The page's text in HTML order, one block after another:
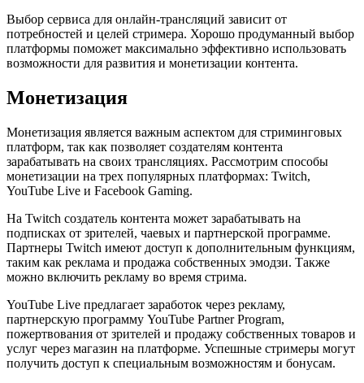
Выбор сервиса для онлайн-трансляций зависит от
потребностей и целей стримера. Хорошо продуманный выбор
платформы поможет максимально эффективно использовать
возможности для развития и монетизации контента.
Монетизация
Монетизация является важным аспектом для стриминговых
платформ, так как позволяет создателям контента
зарабатывать на своих трансляциях. Рассмотрим способы
монетизации на трех популярных платформах: Twitch,
YouTube Live и Facebook Gaming.
На Twitch создатель контента может зарабатывать на
подписках от зрителей, чаевых и партнерской программе.
Партнеры Twitch имеют доступ к дополнительным функциям,
таким как реклама и продажа собственных эмодзи. Также
можно включить рекламу во время стрима.
YouTube Live предлагает заработок через рекламу,
партнерскую программу YouTube Partner Program,
пожертвования от зрителей и продажу собственных товаров и
услуг через магазин на платформе. Успешные стримеры могут
получить доступ к специальным возможностям и бонусам.